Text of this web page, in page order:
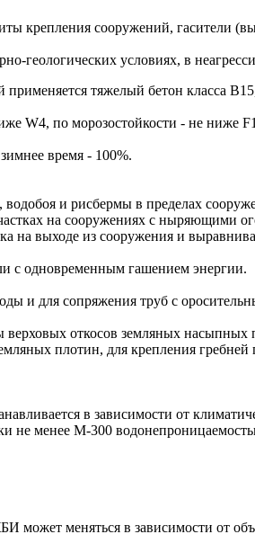
крепления сооружений, гасители
геологических условиях, в
тяжелый бетон класса
W4, по морозостойкости - не ниже
время - 100%.
и рисбермы в пределах
на сооружениях с ныряющими
выходе из сооружения и
с одновременным гашением энергии.
для сопряжения труб с
откосов земляных
плотин, для крепления
в зависимости от
менее М-300
меняться в зависимости от